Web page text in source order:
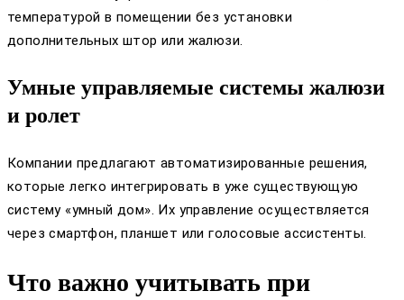
температурой в помещении без установки
дополнительных штор или жалюзи.
Умные управляемые системы жалюзи
и ролет
Компании предлагают автоматизированные решения,
которые легко интегрировать в уже существующую
систему «умный дом». Их управление осуществляется
через смартфон, планшет или голосовые ассистенты.
Что важно учитывать при